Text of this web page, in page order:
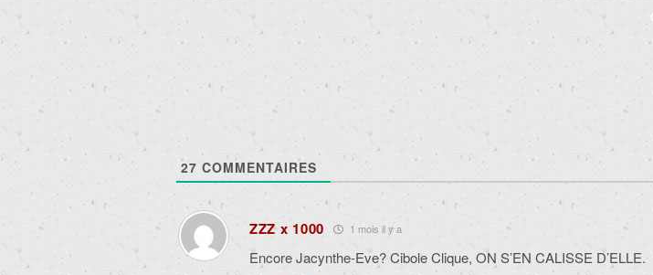
27 COMMENTAIRES
ZZZ x 1000 1 mois il y a
Encore Jacynthe-Eve? Cibole Clique, ON S’EN CALISSE D’ELLE.